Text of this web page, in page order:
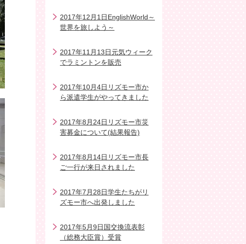
2017年12月1日EnglishWorld～
世界を旅しよう～
2017年11月13日元気ウィーク
でラミントンを販売
2017年10月4日リズモー市か
ら派遣学生がやってきました
2017年8月24日リズモー市災
害募金について(結果報告)
2017年8月14日リズモー市長
ご一行が来日されました
2017年7月28日学生たちがリ
ズモー市へ出発しました
2017年5月9日国交換流表彰
（総務大臣賞）受賞